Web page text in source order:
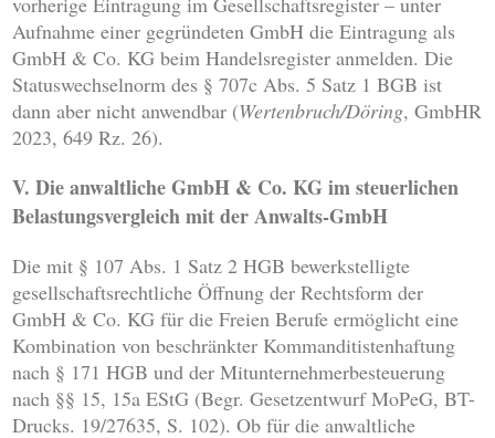
Aufnahme einer gegründeten GmbH die Eintragung als
GmbH & Co. KG beim Handelsregister anmelden. Die
Statuswechselnorm des § 707c Abs. 5 Satz 1 BGB ist
dann aber nicht anwendbar (Wertenbruch/Döring, GmbHR
2023, 649 Rz. 26).
V. Die anwaltliche GmbH & Co. KG im steuerlichen
Belastungsvergleich mit der Anwalts-GmbH
Die mit § 107 Abs. 1 Satz 2 HGB bewerkstelligte
gesellschaftsrechtliche Öffnung der Rechtsform der
GmbH & Co. KG für die Freien Berufe ermöglicht eine
Kombination von beschränkter Kommanditistenhaftung
nach § 171 HGB und der Mitunternehmerbesteuerung
nach §§ 15, 15a EStG (Begr. Gesetzentwurf MoPeG, BT-
Drucks. 19/27635, S. 102). Ob für die anwaltliche